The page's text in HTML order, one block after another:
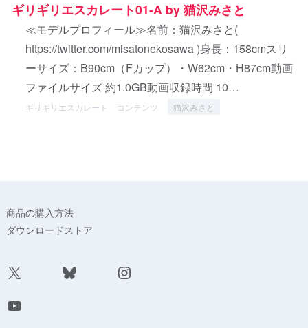
ギリギリエスカレート01-A by 猫沢みさと
≪モデルプロフィール≫名前：猫沢みさと(
https://twitter.com/misatonekosawa )身長：158cmスリ
ーサイズ：B90cm（Fカップ）・W62cm・H87cm動画
ファイルサイズ 約1.0GB動画収録時間 10…
ギリギリエスカレート コンテンツ 猫沢みさと
商品の購入方法
ダウンロードストア
X Bluesky Instagram
YouTube